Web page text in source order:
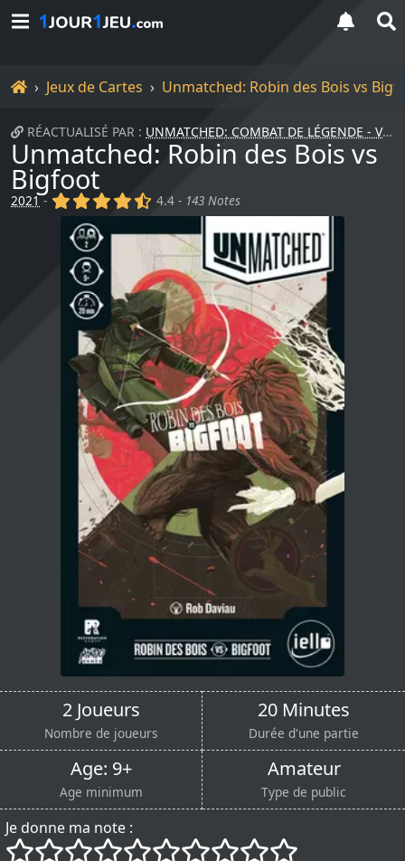
Accueil
Jeux de Cartes Unmatched: Robin des Bois vs
RÉACTUALISÉ PAR : UNMATCHED: COMBAT DE LÉGENDE - VOLUME 2
Unmatched: Robin des Bois vs
Bigfoot
2021- (x) (x) (x) (x) (,)
4.4 - 143 Notes
2 Joueurs
Nombre de joueurs
20 Minutes
Durée d'une partie
Age: 9+
Age minimum
Amateur
Type de public
Je donne ma note :
()
() () () () () () () ()
()